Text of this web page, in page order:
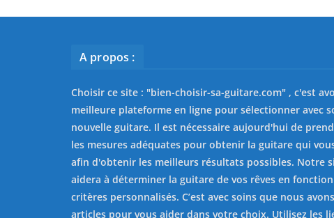
A propos :
Choisir ce site : "bien-choisir-sa-guitare.com" , c'est
meilleure plateforme en ligne pour sélectionner avec
nouvelle guitare. Il est nécessaire aujourd'hui de
les mesures adéquates pour obtenir la guitare qui
afin d'obtenir les meilleurs résultats possibles. Notre
aidera à déterminer la guitare de vos rêves en
critères personnalisés. C’est avec soins que nous
articles pour vous aider dans votre choix. Utilisez les